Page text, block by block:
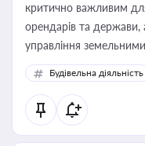
критично важливим
орендарів та
управління
Будівельна діяльність